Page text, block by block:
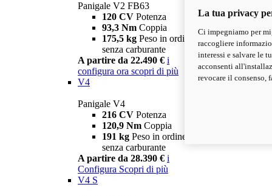
Panigale V2 FB63
120 CV Potenza
93,3 Nm Coppia
175,5 kg Peso in ordine di marcia
senza carburante
A partire da 22.490 € i
configura ora scopri di più
V4
Panigale V4
216 CV Potenza
120,9 Nm Coppia
191 kg Peso in ordine di marcia
senza carburante
A partire da 28.390 € i
Configura Scopri di più
V4 S
La tua privacy
Ci impegniamo per
raccogliere
interessi e salvare le
acconsenti
revocare il consenso,